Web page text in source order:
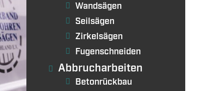
Wandsägen
Seilsägen
Zirkelsägen
Fugenschneiden
Abbrucharbeiten
Betonrückbau